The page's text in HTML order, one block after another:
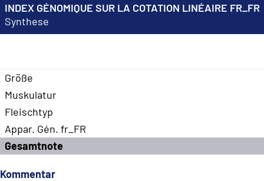
INDEX GÉNOMIQUE SUR LA COTATION LINÉAIRE FR_FR
Synthese
Größe
Muskulatur
Fleischtyp
Appar. Gén. fr_FR
Gesamtnote
Kommentar